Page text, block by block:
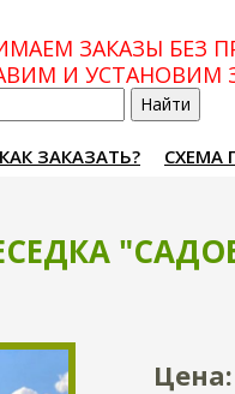
ЗАКАЗЫ БЕЗ
И УСТАНОВИМ
КАК ЗАКАЗАТЬ? СХЕМА
Цена: